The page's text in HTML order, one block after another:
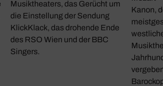
Musiktheaters, das Gerücht um
die Einstellung der Sendung
KlickKlack, das drohende Ende
des RSO Wien und der BBC
Singers.
Kanon,